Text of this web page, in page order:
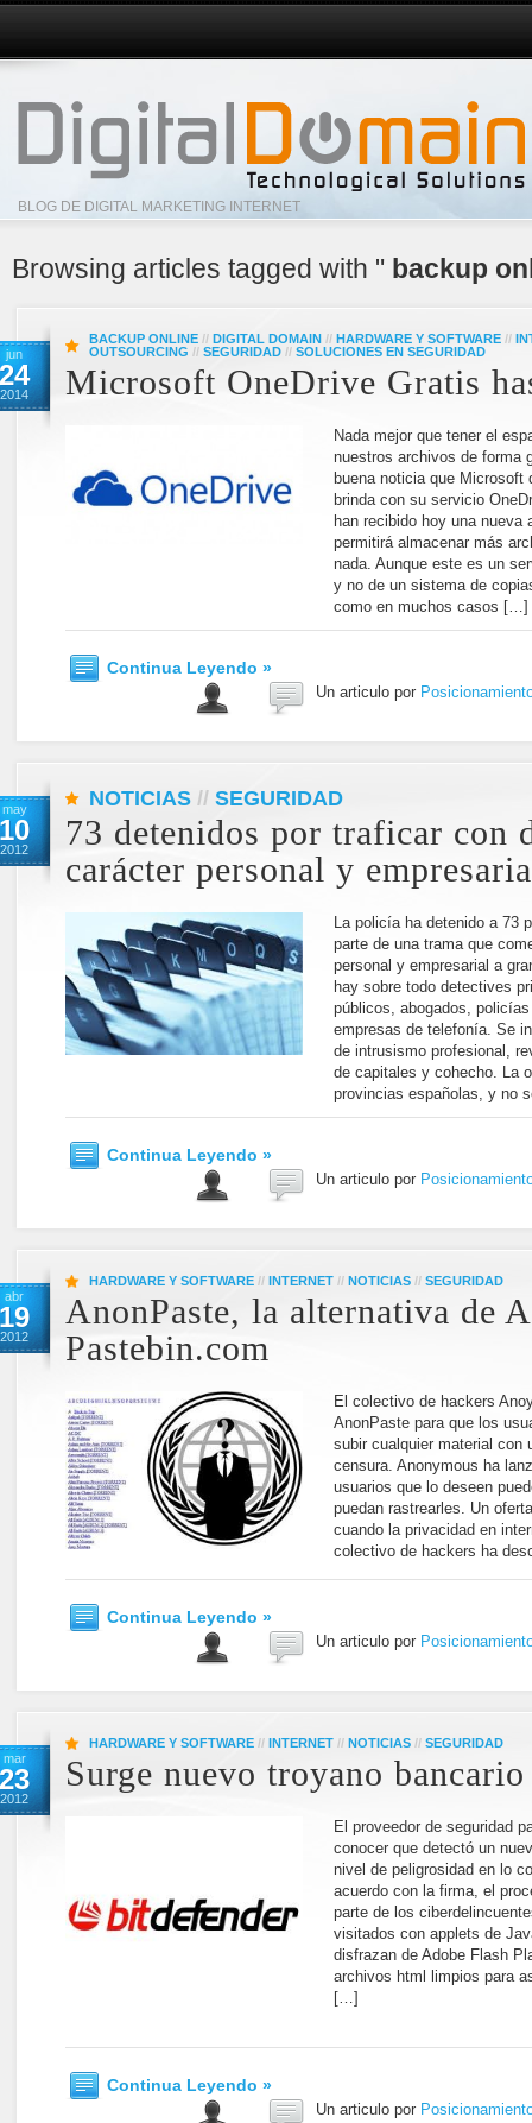
BLOG DE DIGITAL MARKETING INTERNET
Browsing articles tagged with " backup
jun
24
2014
BACKUP ONLINE // DIGITAL DOMAIN // HARDWARE Y SOFTWARE //
OUTSOURCING // SEGURIDAD // SOLUCIONES EN SEGURIDAD
Microsoft OneDrive Gratis
Nada mejor que tener el
nuestros archivos de forma
buena noticia que Microsoft
brinda con su servicio
han recibido hoy una nueva
permitirá almacenar más
nada. Aunque este es un
y no de un sistema de
como en muchos casos […]
Continua Leyendo »
Un articulo por
may
10
2012
NOTICIAS // SEGURIDAD
73 detenidos por traficar con
carácter personal y
La policía ha detenido a 73
parte de una trama que
personal y empresarial a
hay sobre todo detectives
públicos, abogados,
empresas de telefonía. Se
de intrusismo profesional,
de capitales y cohecho. La
provincias españolas, y no
Continua Leyendo »
Un articulo por
abr
19
2012
HARDWARE Y SOFTWARE // INTERNET // NOTICIAS // SEGURIDAD
AnonPaste, la alternativa de
Pastebin.com
El colectivo de hackers
AnonPaste para que los
subir cualquier material con
censura. Anonymous ha
usuarios que lo deseen
puedan rastrearles. Un
cuando la privacidad en
colectivo de hackers ha
Continua Leyendo »
Un articulo por
mar
23
2012
HARDWARE Y SOFTWARE // INTERNET // NOTICIAS // SEGURIDAD
Surge nuevo troyano bancario
El proveedor de seguridad
conocer que detectó un
nivel de peligrosidad en lo
acuerdo con la firma, el
parte de los
visitados con applets de
disfrazan de Adobe Flash
archivos html limpios para
[…]
Continua Leyendo »
Un articulo por